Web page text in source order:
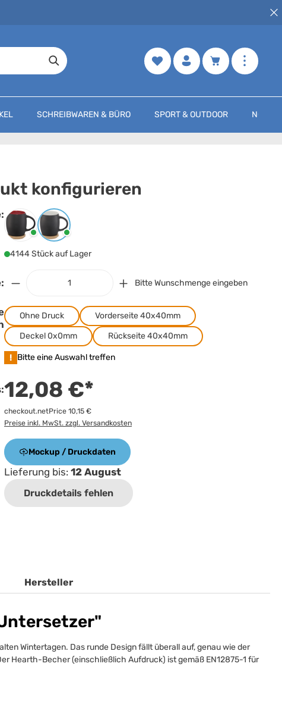
Merkzettel Warenkorb
SCHREIBWAREN & BÜRO SPORT & OUTDOOR NOCH
konfigurieren
Farbeauswählen
Schwarz / RotSchwarz / Weiß
4144 Stück auf Lager
Bitte Wunschmenge eingeben
Ohne Druck
Vorderseite 40x40mm
Deckel 0x0mm
Rückseite 40x40mm
! Bitte eine Auswahl treffen
12,08 €*
checkout.netPrice 10,15 €
Preise inkl. MwSt. zzgl. Versandkosten
Mockup / Druckdaten
Lieferung bis: 12 August
Druckdetails fehlen
Hersteller
Wintertagen. Das runde Design fällt überall auf, genau wie der
Hearth-Becher (einschließlich Aufdruck) ist gemäß EN12875-1 für